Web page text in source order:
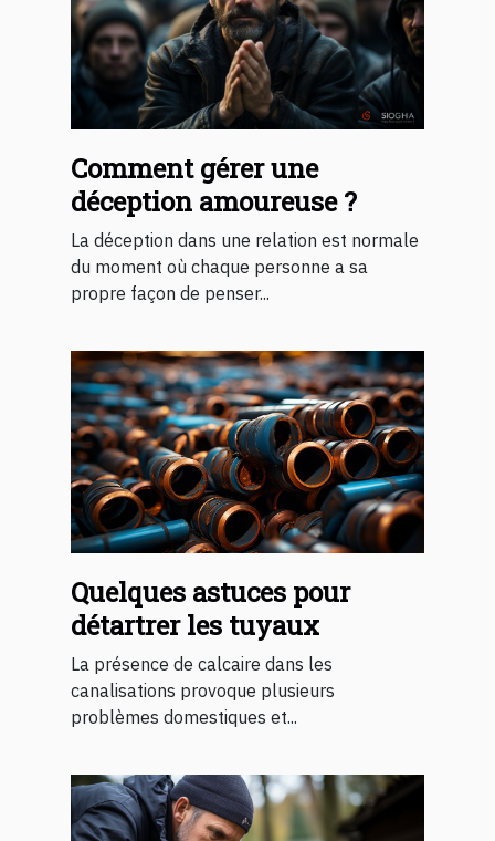
Comment gérer une
déception amoureuse ?
La déception dans une relation est normale
du moment où chaque personne a sa
propre façon de penser...
Quelques astuces pour
détartrer les tuyaux
La présence de calcaire dans les
canalisations provoque plusieurs
problèmes domestiques et...